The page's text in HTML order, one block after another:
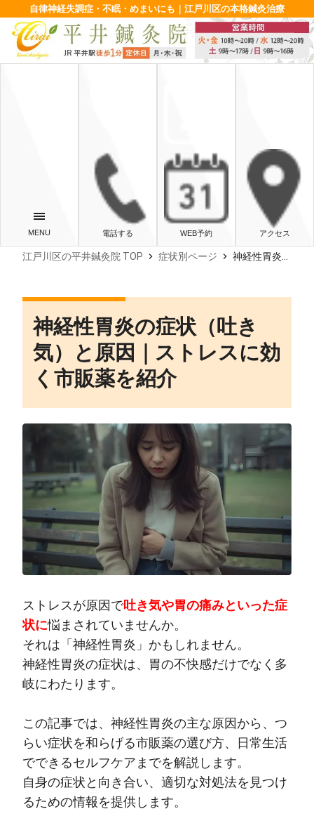
自律神経失調症・不眠・めまいにも｜江戸川区の本格鍼灸治療
電話する WEB予約 アクセス
江戸川区の平井鍼灸院 TOP chevron_right 症状別ページ chevron_right 神経性胃炎の症状（吐き気）と原因｜ストレスに効く市販薬を紹介
神経性胃炎の症状（吐き
気）と原因｜ストレスに効
く市販薬を紹介
ストレスが原因で吐き気や胃の痛みといった症
状に悩まされていませんか。
それは「神経性胃炎」かもしれません。
神経性胃炎の症状は、胃の不快感だけでなく多
岐にわたります。
この記事では、神経性胃炎の主な原因から、つ
らい症状を和らげる市販薬の選び方、日常生活
でできるセルフケアまでを解説します。
自身の症状と向き合い、適切な対処法を見つけ
るための情報を提供します。